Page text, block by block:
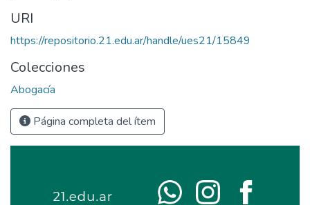
URI
https://repositorio.21.edu.ar/handle/ues21/15849
Colecciones
Abogacía
Página completa del ítem